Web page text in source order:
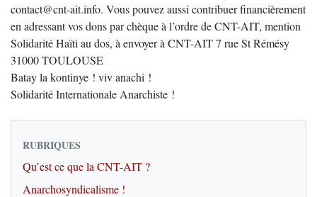
contact@cnt-ait.info. Vous pouvez aussi contribuer financièrement
en adressant vos dons par chèque à l’ordre de CNT-AIT, mention
Solidarité Haïti au dos, à envoyer à CNT-AIT 7 rue St Rémésy
31000 TOULOUSE
Batay la kontinye ! viv anachi !
Solidarité Internationale Anarchiste !
RUBRIQUES
Qu’est ce que la CNT-AIT ?
Anarchosyndicalisme !